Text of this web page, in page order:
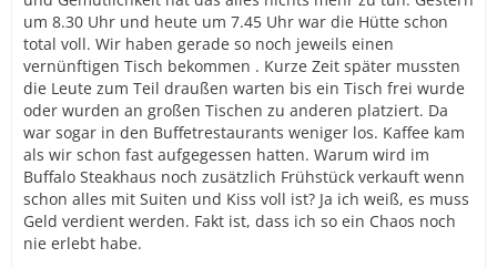
um 8.30 Uhr und heute um 7.45 Uhr war die Hütte schon
total voll. Wir haben gerade so noch jeweils einen
vernünftigen Tisch bekommen . Kurze Zeit später mussten
die Leute zum Teil draußen warten bis ein Tisch frei wurde
oder wurden an großen Tischen zu anderen platziert. Da
war sogar in den Buffetrestaurants weniger los. Kaffee kam
als wir schon fast aufgegessen hatten. Warum wird im
Buffalo Steakhaus noch zusätzlich Frühstück verkauft wenn
schon alles mit Suiten und Kiss voll ist? Ja ich weiß, es muss
Geld verdient werden. Fakt ist, dass ich so ein Chaos noch
nie erlebt habe.